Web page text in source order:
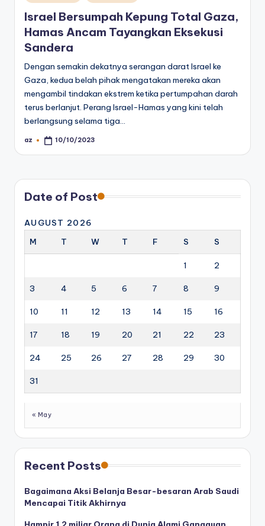
in
Israel Bersumpah Kepung Total Gaza,
Hamas Ancam Tayangkan Eksekusi
Sandera
Dengan semakin dekatnya serangan darat Israel ke
Gaza, kedua belah pihak mengatakan mereka akan
mengambil tindakan ekstrem ketika pertumpahan darah
terus berlanjut. Perang Israel-Hamas yang kini telah
berlangsung selama tiga…
Posted
az 10/10/2023
Date of Post
AUGUST 2026
M
T W T F S S
1 2
3 4 5 6 7 8 9
10 11 12 13 14 15 16
17 18 19 20 21 22 23
24 25 26 27 28 29 30
31
« May
Recent Posts
Bagaimana Aksi Belanja Besar-besaran Arab Saudi
Mencapai Titik Akhirnya